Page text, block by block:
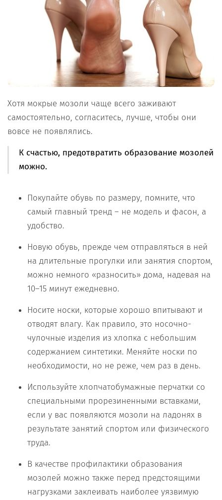
Хотя мокрые мозоли чаще всего заживают
самостоятельно, согласитесь, лучше, чтобы они
вовсе не появлялись.
К счастью, предотвратить образование мозолей
можно.
Покупайте обувь по размеру, помните, что
самый главный тренд – не модель и фасон, а
удобство.
Новую обувь, прежде чем отправляться в ней
на длительные прогулки или занятия спортом,
можно немного «разносить» дома, надевая на
10–15 минут ежедневно.
Носите носки, которые хорошо впитывают и
отводят влагу. Как правило, это носочно-
чулочные изделия из хлопка с небольшим
содержанием синтетики. Меняйте носки по
необходимости, но не реже, чем раз в день.
Используйте хлопчатобумажные перчатки со
специальными прорезиненными вставками,
если у вас появляются мозоли на ладонях в
результате занятий спортом или физического
труда.
В качестве профилактики образования
мозолей можно также перед предстоящими
нагрузками заклеивать наиболее уязвимую